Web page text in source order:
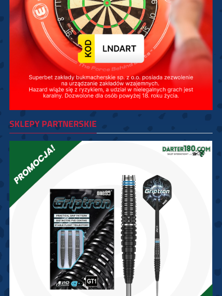
SKLEPY PARTNERSKIE